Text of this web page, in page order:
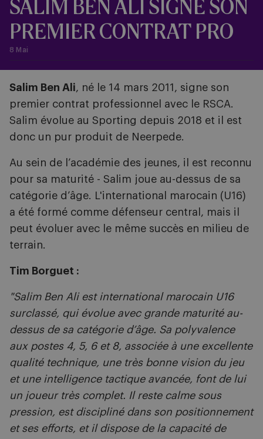
SALIM BEN ALI SIGNE SON
PREMIER CONTRAT PRO
8 Mai
Salim Ben Ali, né le 14 mars 2011, signe son
premier contrat professionnel avec le RSCA.
Salim évolue au Sporting depuis 2018 et il est
donc un pur produit de Neerpede.
Au sein de l’académie des jeunes, il est reconnu
pour sa maturité - Salim joue au-dessus de sa
catégorie d’âge. L'international marocain (U16)
a été formé comme défenseur central, mais il
peut évoluer avec le même succès en milieu de
terrain.
Tim Borguet :
"Salim Ben Ali est international marocain U16
surclassé, qui évolue avec grande maturité au-
dessus de sa catégorie d’âge. Sa polyvalence
aux postes 4, 5, 6 et 8, associée à une excellente
qualité technique, une très bonne vision du jeu
et une intelligence tactique avancée, font de lui
un joueur très complet. Il reste calme sous
pression, est discipliné dans son positionnement
et ses efforts, et il dispose de la capacité de